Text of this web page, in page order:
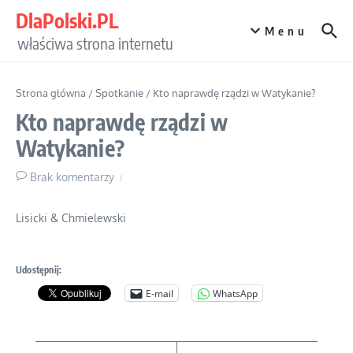
DlaPolski.PL
właściwa strona internetu
Menu
Strona główna /Spotkanie / Kto naprawdę rządzi w Watykanie?
Kto naprawdę rządzi w
Watykanie?
Brak komentarzy
Lisicki & Chmielewski
Udostępnij:
E-mail WhatsApp